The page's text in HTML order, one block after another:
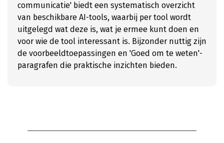
communicatie' biedt een systematisch overzicht
van beschikbare AI-tools, waarbij per tool wordt
uitgelegd wat deze is, wat je ermee kunt doen en
voor wie de tool interessant is. Bijzonder nuttig zijn
de voorbeeldtoepassingen en 'Goed om te weten'-
paragrafen die praktische inzichten bieden.